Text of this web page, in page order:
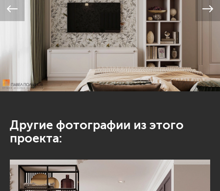
Другие фотографии из этого
проекта: